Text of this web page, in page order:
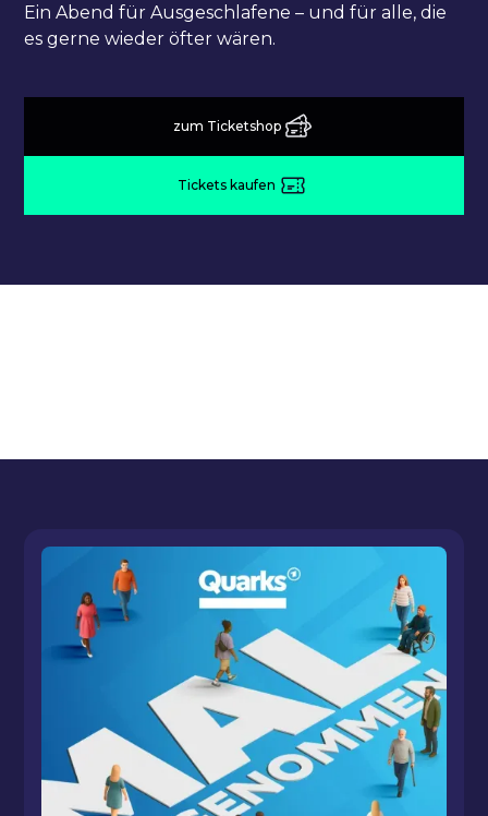
Ein Abend für Ausgeschlafene – und für alle, die
es gerne wieder öfter wären.
zum Ticketshop
Tickets kaufen